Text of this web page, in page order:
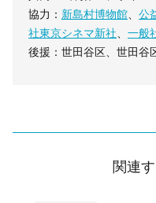
協力： 新島村博物館 公
社東京シネマ新社
一般
後援：世田谷区、世田谷
関連